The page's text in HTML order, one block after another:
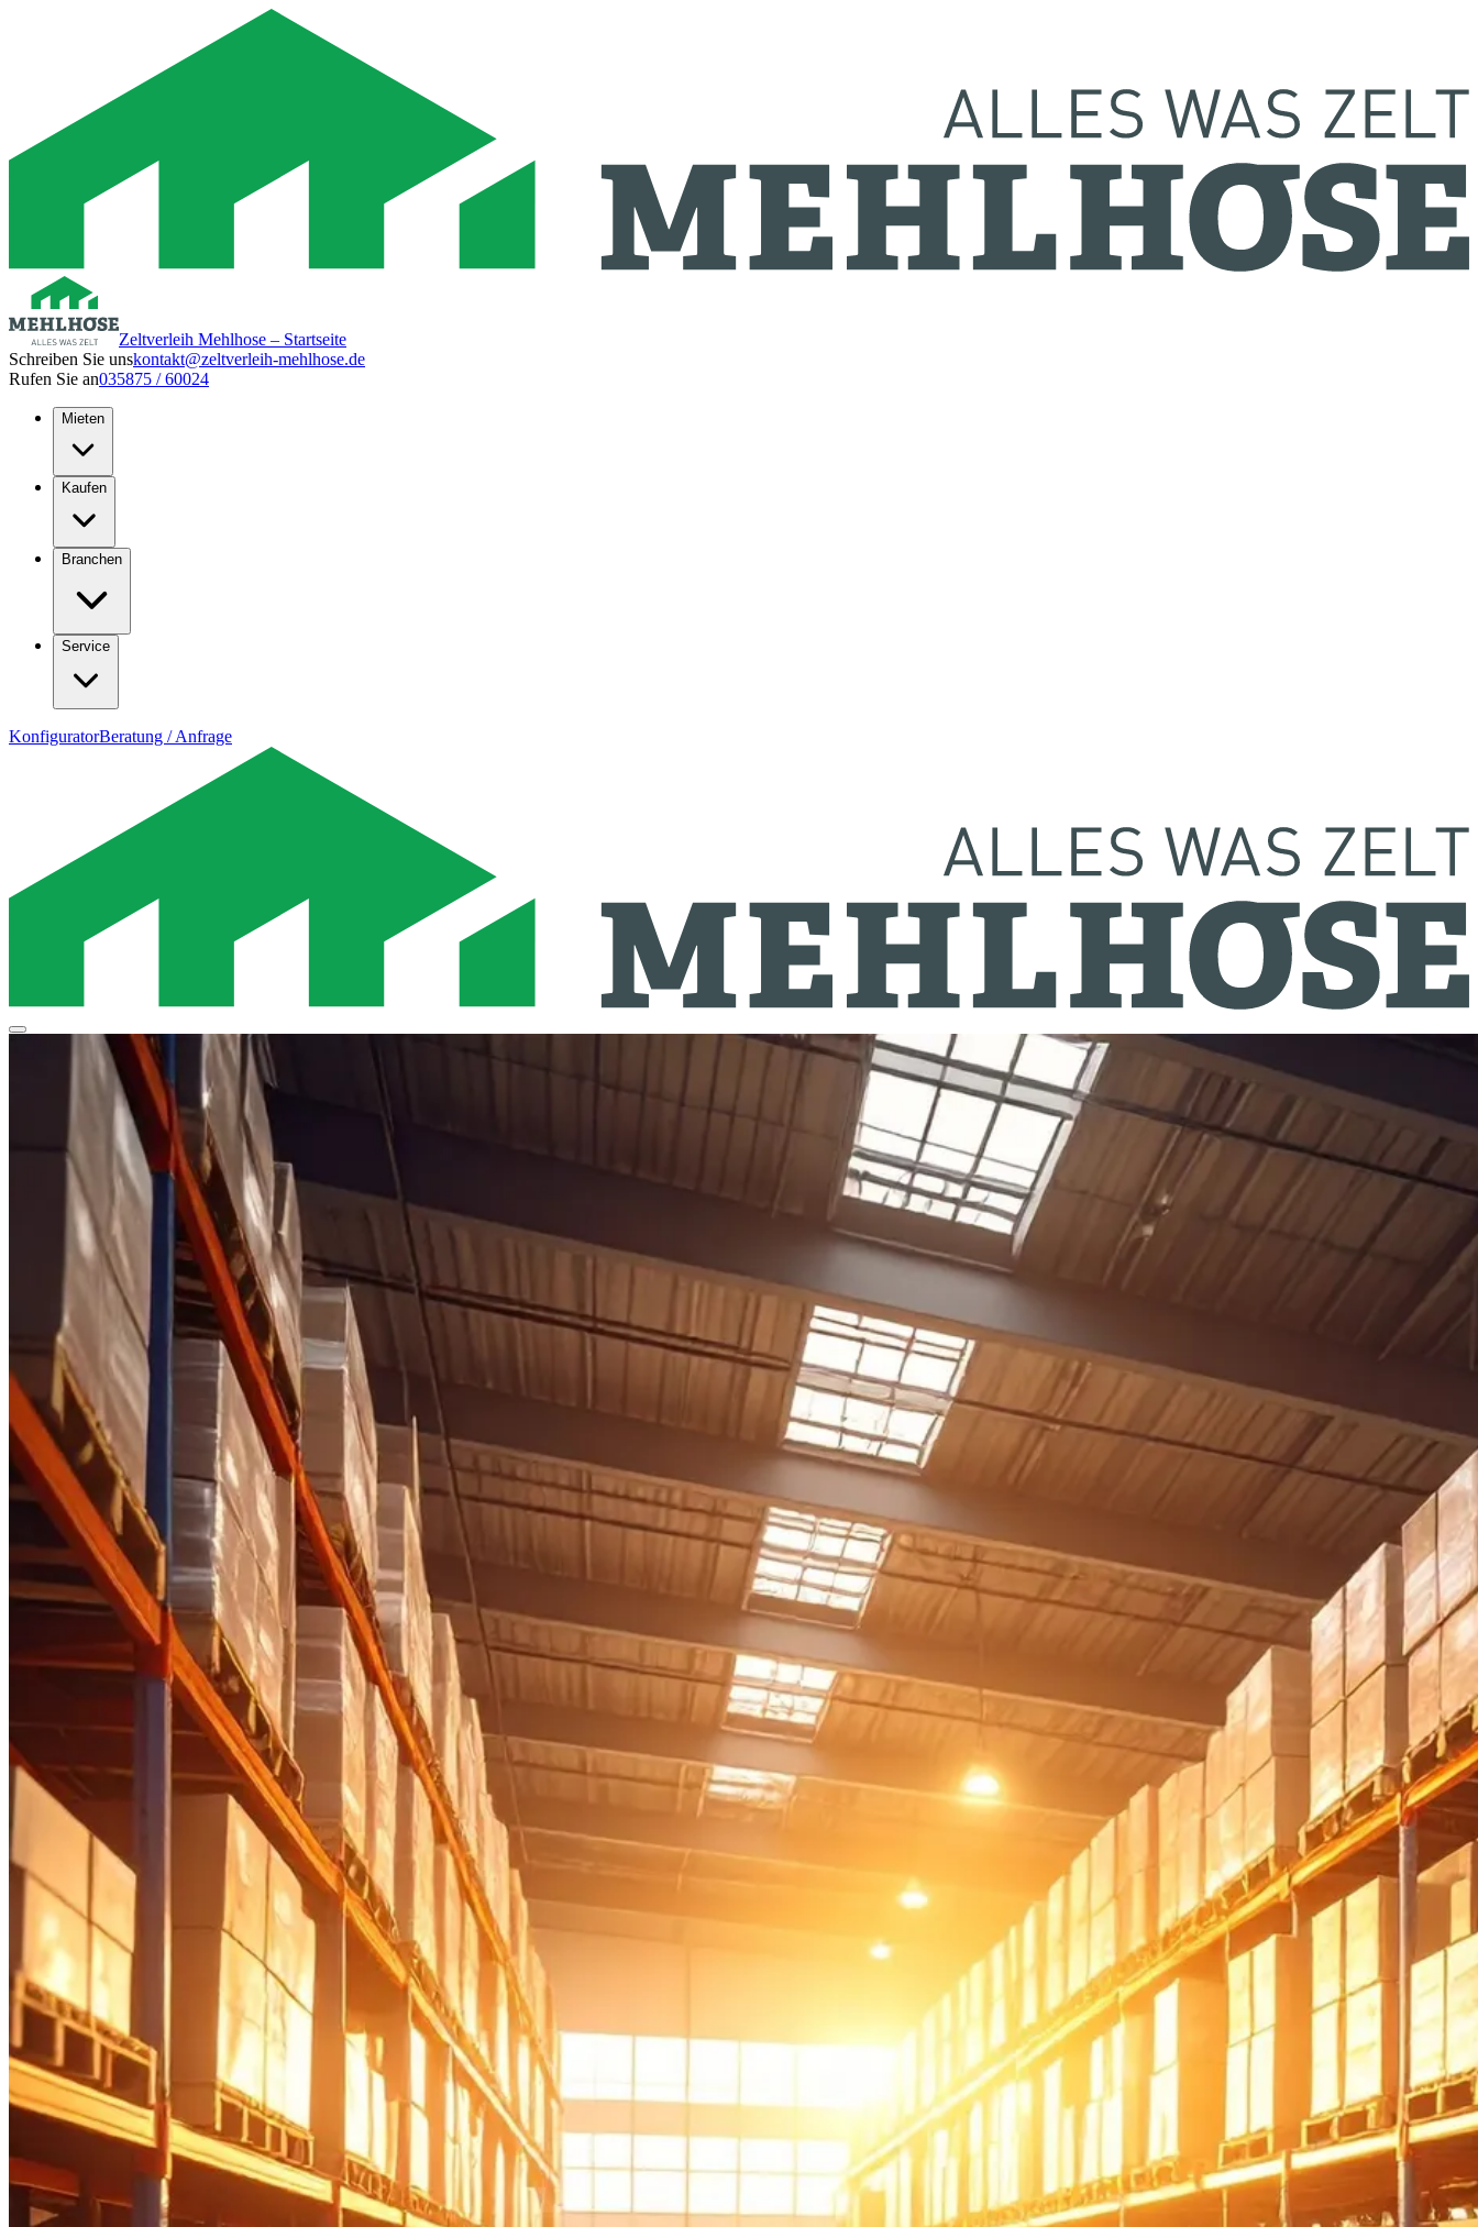
Zeltverleih Mehlhose – Startseite
Schreiben Sie unskontakt@zeltverleih-mehlhose.de
Rufen Sie an035875 / 60024
Mieten
Kaufen
Branchen
Service
KonfiguratorBeratung / Anfrage